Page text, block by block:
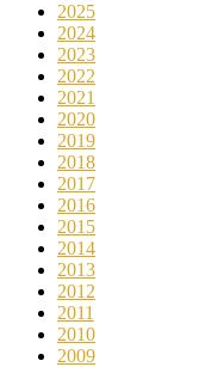
2025
2024
2023
2022
2021
2020
2019
2018
2017
2016
2015
2014
2013
2012
2011
2010
2009